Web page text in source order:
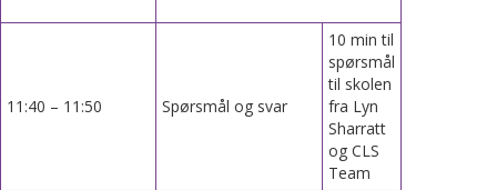
11:40 – 11:50 Spørsmål og svar
10 min til
spørsmål
til skolen
fra Lyn
Sharratt
og CLS
Team